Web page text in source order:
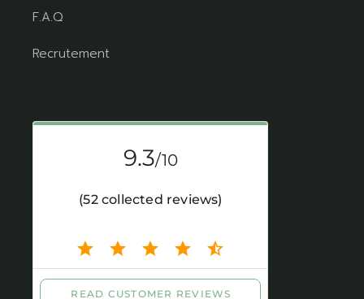
F.A.Q
Recrutement